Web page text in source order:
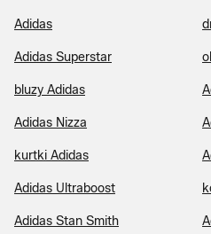
Adidas
Adidas Superstar
bluzy Adidas
Adidas Nizza
kurtki Adidas
Adidas Ultraboost
Adidas Stan Smith